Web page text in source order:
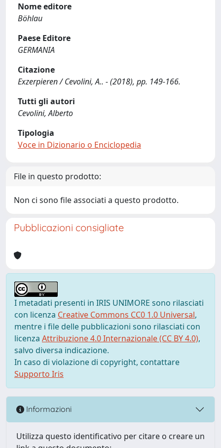
Nome editore
Böhlau
Paese Editore
GERMANIA
Citazione
Exzerpieren / Cevolini, A.. - (2018), pp. 149-166.
Tutti gli autori
Cevolini, Alberto
Tipologia
Voce in Dizionario o Enciclopedia
File in questo prodotto:
Non ci sono file associati a questo prodotto.
Pubblicazioni consigliate
I metadati presenti in IRIS UNIMORE sono rilasciati
con licenza Creative Commons CC0 1.0 Universal,
mentre i file delle pubblicazioni sono rilasciati con
licenza Attribuzione 4.0 Internazionale (CC BY 4.0),
salvo diversa indicazione.
In caso di violazione di copyright, contattare
Supporto Iris
Informazioni
Utilizza questo identificativo per citare o creare un